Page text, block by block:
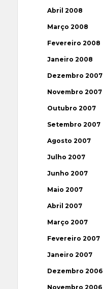
Abril 2008
Março 2008
Fevereiro 2008
Janeiro 2008
Dezembro 2007
Novembro 2007
Outubro 2007
Setembro 2007
Agosto 2007
Julho 2007
Junho 2007
Maio 2007
Abril 2007
Março 2007
Fevereiro 2007
Janeiro 2007
Dezembro 2006
Novembro 2006